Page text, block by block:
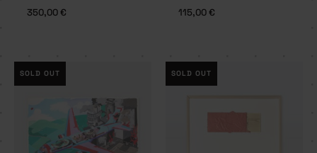
350,00€
115,00€
SOLD OUT SOLD OUT